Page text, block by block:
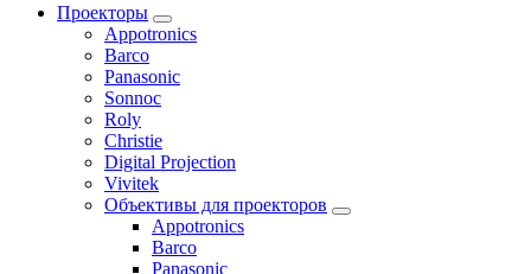
Проекторы
Appotronics
Barco
Panasonic
Sonnoc
Roly
Christie
Digital Projection
Vivitek
Объективы для проекторов
Appotronics
Barco
Panasonic